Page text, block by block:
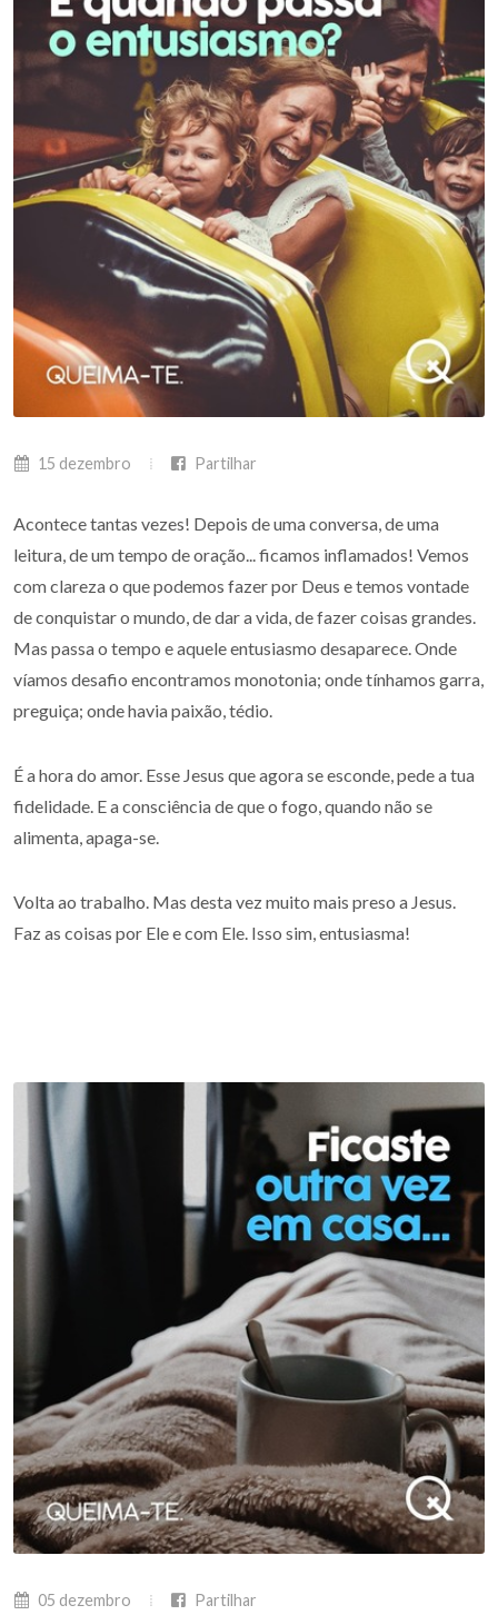
15 dezembro Partilhar
Acontece tantas vezes! Depois de uma conversa, de uma
leitura, de um tempo de oração... ficamos inflamados! Vemos
com clareza o que podemos fazer por Deus e temos vontade
de conquistar o mundo, de dar a vida, de fazer coisas grandes.
Mas passa o tempo e aquele entusiasmo desaparece. Onde
víamos desafio encontramos monotonia; onde tínhamos garra,
preguiça; onde havia paixão, tédio.
É a hora do amor. Esse Jesus que agora se esconde, pede a tua
fidelidade. E a consciência de que o fogo, quando não se
alimenta, apaga-se.
Volta ao trabalho. Mas desta vez muito mais preso a Jesus.
Faz as coisas por Ele e com Ele. Isso sim, entusiasma!
05 dezembro Partilhar